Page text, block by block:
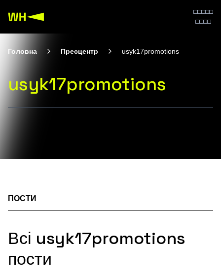
Головна Пресцентр usyk17promotions
usyk17promotions
ПОСТИ
Всі usyk17promotions
пости